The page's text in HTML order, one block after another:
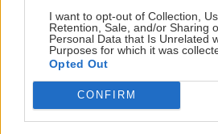
I want to opt-out of Collection,
Retention, Sale, and/or Sharing
Personal Data that Is Unrelated
Purposes for which it was
Opted Out
CONFIRM
ΑΘΛΗΤΙΚΑ
UEFA: «Το μποϊκοτάζ στις
FIFA παραμένει σε ισχύ»